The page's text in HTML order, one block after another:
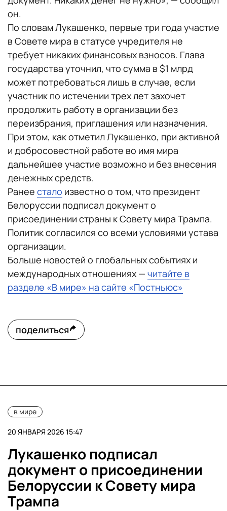
он.
По словам Лукашенко, первые три года участие
в Совете мира в статусе учредителя не
требует никаких финансовых взносов. Глава
государства уточнил, что сумма в $1 млрд
может потребоваться лишь в случае, если
участник по истечении трех лет захочет
продолжить работу в организации без
переизбрания, приглашения или назначения.
При этом, как отметил Лукашенко, при активной
и добросовестной работе во имя мира
дальнейшее участие возможно и без внесения
денежных средств.
Ранее стало известно о том, что президент
Белоруссии подписал документ о
присоединении страны к Совету мира Трампа.
Политик согласился со всеми условиями устава
организации.
Больше новостей о глобальных событиях и
международных отношениях — читайте в
разделе «В мире» на сайте «Постньюс»
поделиться
в мире
20 ЯНВАРЯ 2026 15:47
Лукашенко подписал
документ о присоединении
Белоруссии к Совету мира
Трампа